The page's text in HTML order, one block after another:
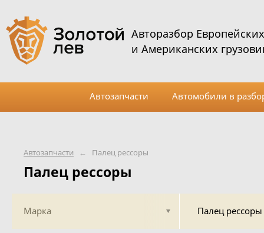
Автозапчасти ← Палец рессоры
Палец рессоры
Марка Палец рессоры
Авторазбор Европейских
и Американских
Автозапчасти Автомобили в